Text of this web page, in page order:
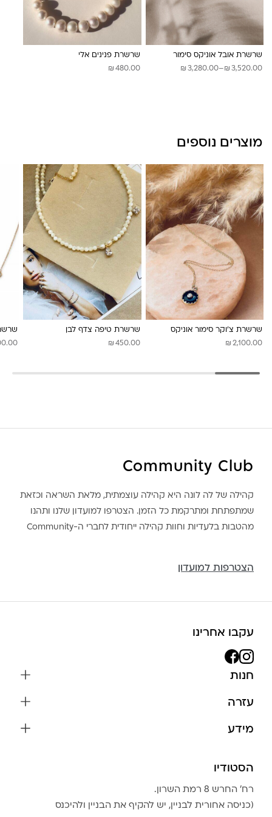
שרשרת אובל אוניקס סימור
₪ 3,280.00–₪ 3,520.00
טווח
שרשרת פנינים אלי
₪ 480.00
מוצרים נוספים
שרשרת צ’וקר סימור אוניקס
₪ 2,100.00
שרשרת טיפה צדף לבן
₪ 450.00
Community Club
קהילה של לה לונה היא קהילה עוצמתית, מלאת השראה וכזאת
שמתפתחת ומתרקמת כל הזמן. הצטרפו למועדון שלנו ותהנו
מהטבות בלעדיות וחוות קהילה ייחודית לחברי ה-Community
הצטרפות למועדון
עקבו אחרינו
חנות
צמידים
בגדים
אביזרים
גברים
עזרה
מידע
שמירה על התכשיטים
הצהרת נגישות
טבלת מידות טבעות
הסטודיו
רח׳ החרש 8 רמת השרון.
(כניסה אחורית לבניין, יש להקיף את הבניין ולהיכנס